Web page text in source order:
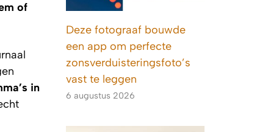
of
in
Deze fotograaf bouwde
een app om perfecte
zonsverduisteringsfoto’s
vast te leggen
6 augustus 2026